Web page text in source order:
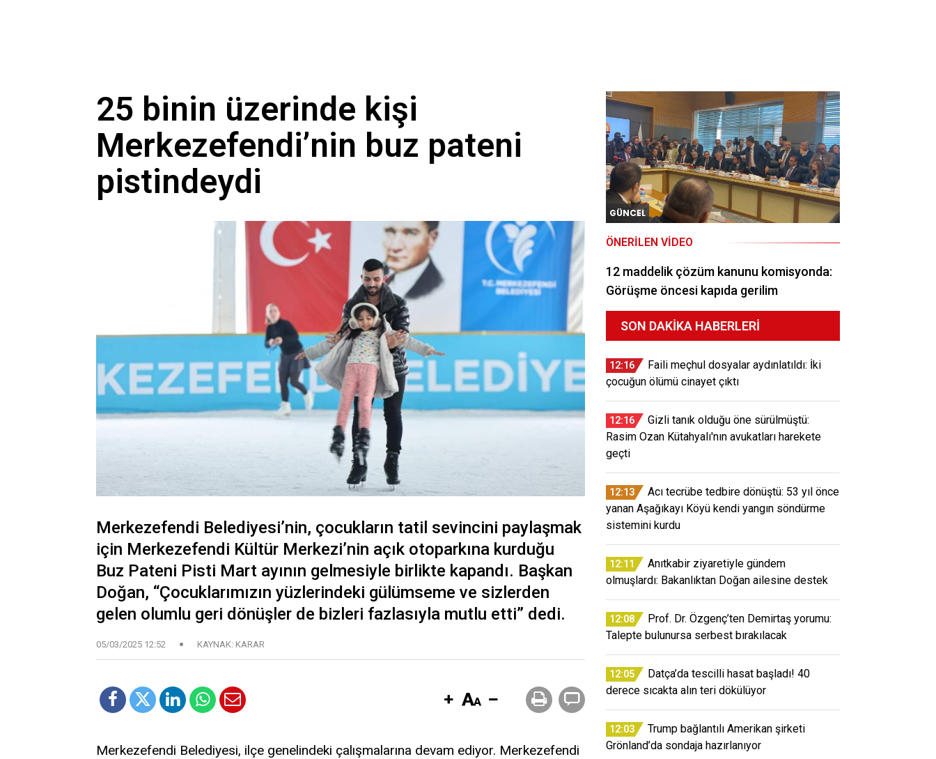
25 binin üzerinde kişi
Merkezefendi’nin buz pateni
pistindeydi
Merkezefendi Belediyesi’nin, çocukların tatil sevincini paylaşmak
için Merkezefendi Kültür Merkezi’nin açık otoparkına kurduğu
Buz Pateni Pisti Mart ayının gelmesiyle birlikte kapandı. Başkan
Doğan, “Çocuklarımızın yüzlerindeki gülümseme ve sizlerden
gelen olumlu geri dönüşler de bizleri fazlasıyla mutlu etti” dedi.
05/03/2025 12:52 KAYNAK: KARAR
Merkezefendi Belediyesi, ilçe genelindeki çalışmalarına devam ediyor. Merkezefendi
GÜNCEL
ÖNERILEN VIDEO
12 maddelik çözüm kanunu komisyonda:
Görüşme öncesi kapıda gerilim
SON DAKIKA HABERLERI
12:16
Faili meçhul dosyalar aydınlatıldı: İki
çocuğun ölümü cinayet çıktı
12:16
Gizli tanık olduğu öne sürülmüştü:
Rasim Ozan Kütahyalı'nın avukatları harekete
geçti
12:13
Acı tecrübe tedbire dönüştü: 53 yıl önce
yanan Aşağıkayı Köyü kendi yangın söndürme
sistemini kurdu
12:11
Anıtkabir ziyaretiyle gündem
olmuşlardı: Bakanlıktan Doğan ailesine destek
12:08
Prof. Dr. Özgenç’ten Demirtaş yorumu:
Talepte bulunursa serbest bırakılacak
12:05
Datça’da tescilli hasat başladı! 40
derece sıcakta alın teri dökülüyor
12:03
Trump bağlantılı Amerikan şirketi
Grönland’da sondaja hazırlanıyor